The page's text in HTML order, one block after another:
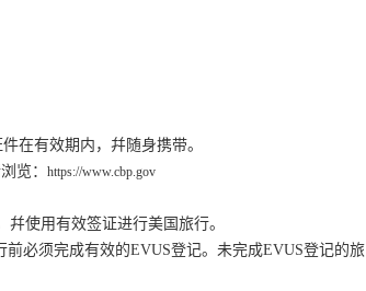
在有效期内，幷随身携带。
览： https://www.cbp.gov
使用有效签证进行美国旅行。
必须完成有效的EVUS登记。未完成EVUS登记的旅